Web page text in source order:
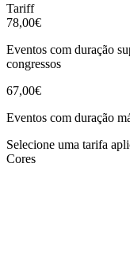
Tariff
78,00€
Eventos com duração
congressos
67,00€
Eventos com duração
Selecione uma tarifa
Cores